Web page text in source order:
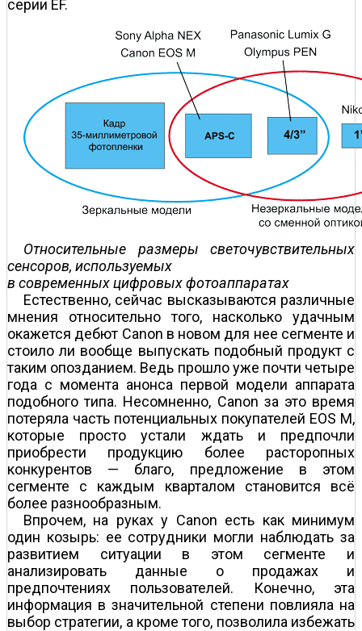
серии EF.
Относительные размеры светочувствительных
сенсоров, используемых
в современных цифровых фотоаппаратах
Естественно, сейчас высказываются различные
мнения относительно того, насколько удачным
окажется дебют Canon в новом для нее сегменте и
стоило ли вообще выпускать подобный продукт с
таким опозданием. Ведь прошло уже почти четыре
года с момента анонса первой модели аппарата
подобного типа. Несомненно, Canon за это время
потеряла часть потенциальных покупателей EOS M,
которые просто устали ждать и предпочли
приобрести продукцию более расторопных
конкурентов — благо, предложение в этом
сегменте с каждым кварталом становится всё
более разнообразным.
Впрочем, на руках у Canon есть как минимум
один козырь: ее сотрудники могли наблюдать за
развитием ситуации в этом сегменте и
анализировать данные о продажах и
предпочтениях пользователей. Конечно, эта
информация в значительной степени повлияла на
выбор стратегии, а кроме того, позволила избежать